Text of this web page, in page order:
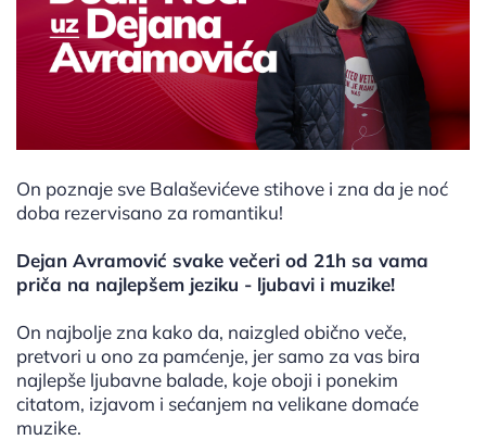
On poznaje sve Balaševićeve stihove i zna da je noć
doba rezervisano za romantiku!
Dejan Avramović svake večeri od 21h sa vama
priča na najlepšem jeziku - ljubavi i muzike!
On najbolje zna kako da, naizgled obično veče,
pretvori u ono za pamćenje, jer samo za vas bira
najlepše ljubavne balade, koje oboji i ponekim
citatom, izjavom i sećanjem na velikane domaće
muzike.